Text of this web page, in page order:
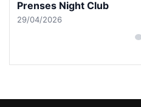
Prenses Night Club
29/04/2026